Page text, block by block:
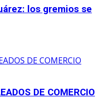
los gremios se
DE COMERCIO